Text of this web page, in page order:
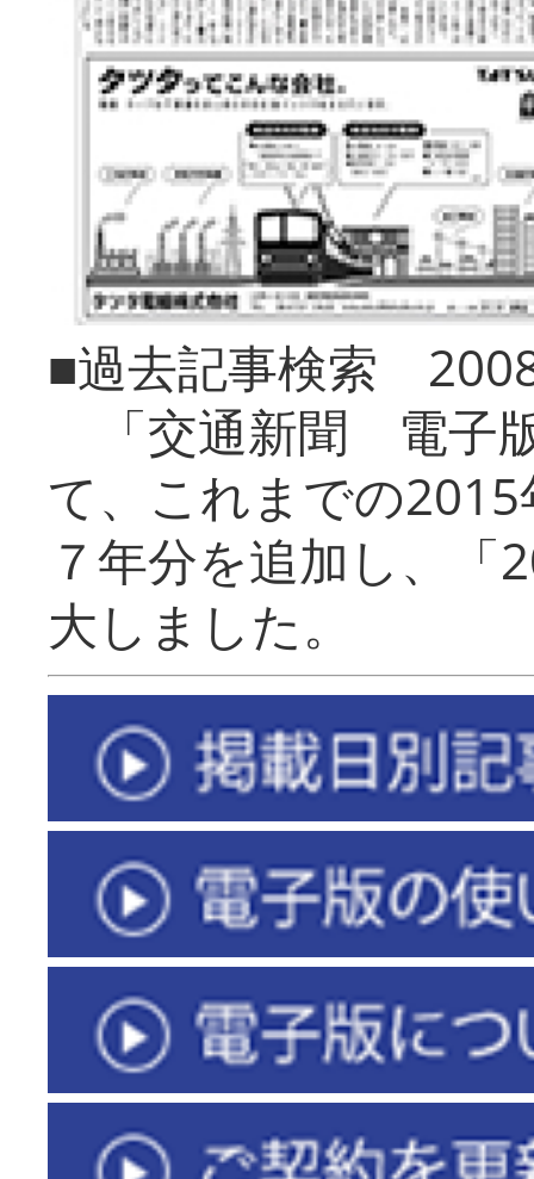
■過去記事検索
「交通新聞 電子
て、これまでの
７年分を追加し、「
大しまし